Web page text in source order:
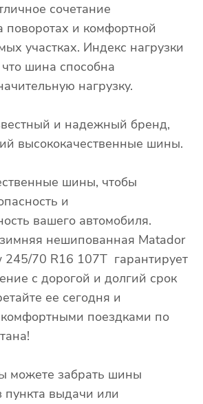
сочетание
поворотах и комфортной
участках. Индекс нагрузки
шина способна
нагрузку.
и надежный бренд,
высококачественные шины.
шины, чтобы
и
вашего автомобиля.
нешипованная Matador
245/70 R16 107T гарантирует
с дорогой и долгий срок
ее сегодня и
поездками по
можете забрать шины
выдачи или